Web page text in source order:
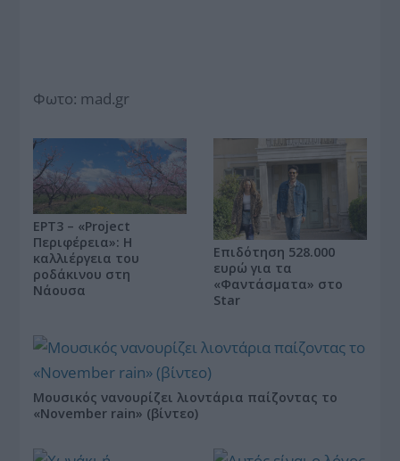
Φωτο: mad.gr
ΕΡΤ3 – «Project
Περιφέρεια»: Η
καλλιέργεια του
ροδάκινου στη
Νάουσα
Επιδότηση 528.000
ευρώ για τα
«Φαντάσματα» στο
Star
Μουσικός νανουρίζει λιοντάρια παίζοντας το
«November rain» (βίντεο)